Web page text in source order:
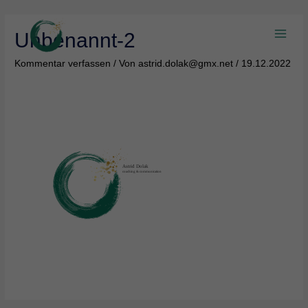
springen
Unbenannt-2
Kommentar verfassen / Vonastrid.dolak@gmx.net/ 19.12.2022